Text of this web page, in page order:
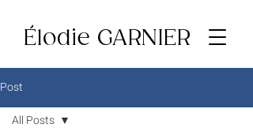
Élodie GARNIER
Post
All Posts